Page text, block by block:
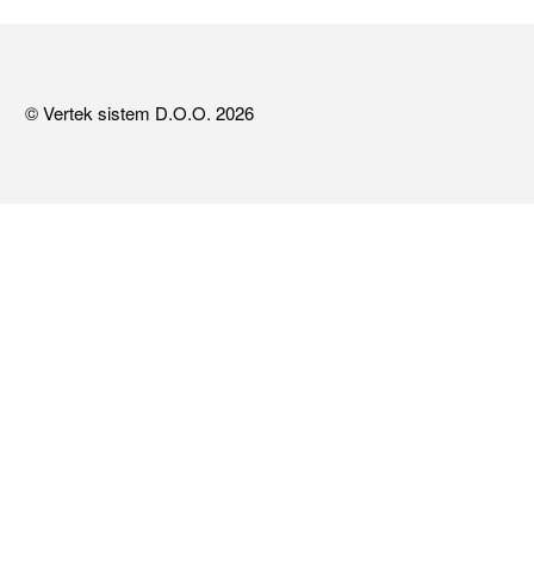
© Vertek sistem D.O.O. 2026